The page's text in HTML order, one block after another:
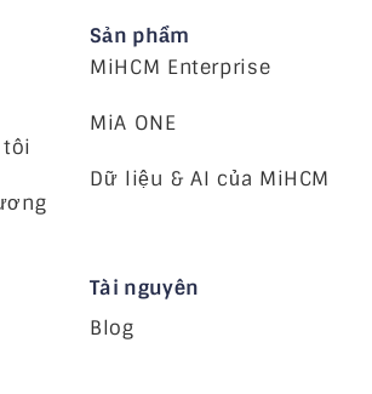
tôi
Sản phẩm
MiHCM Enterprise
MiA ONE
Dữ liệu & AI của MiHCM
Tài nguyên
Blog